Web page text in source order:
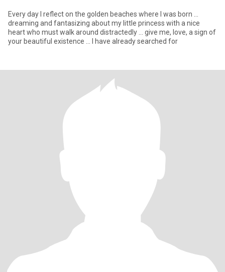
Every day I reflect on the golden beaches where I was born ...
dreaming and fantasizing about my little princess with a nice
heart who must walk around distractedly ... give me, love, a sign of
your beautiful existence ... I have already searched for